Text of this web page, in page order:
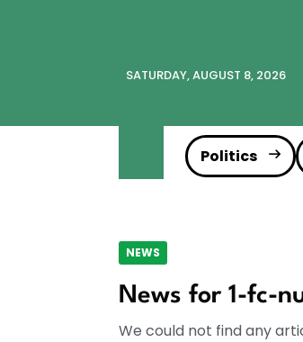
SATURDAY, AUGUST 8, 2026
Politics
NEWS
News for 1-fc-
We could not find any